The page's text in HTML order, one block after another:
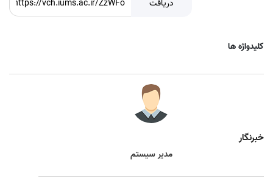
دریافت
کلیدواژه ها
خبرنگار
مدیر سیستم